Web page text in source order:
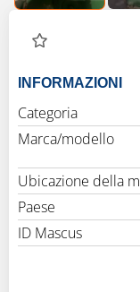
INFORMAZIONI
Categoria
Marca/modello
Ubicazione della
Paese
ID Mascus